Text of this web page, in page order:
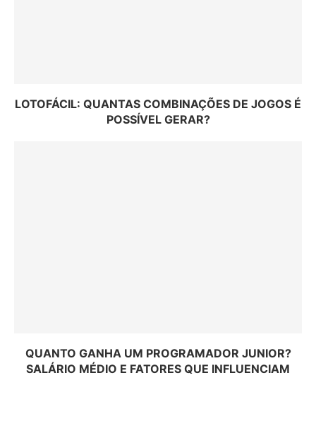
LOTOFÁCIL: QUANTAS COMBINAÇÕES DE JOGOS É
POSSÍVEL GERAR?
QUANTO GANHA UM PROGRAMADOR JUNIOR?
SALÁRIO MÉDIO E FATORES QUE INFLUENCIAM